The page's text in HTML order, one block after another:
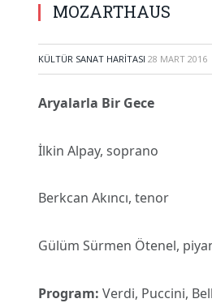
MOZARTHAUS
KÜLTÜR SANAT HARITASI 28 MART 2016
Aryalarla Bir Gece
İlkin Alpay, soprano
Berkcan Akıncı, tenor
Gülüm Sürmen Ötenel,
Program: Verdi, Puccini,